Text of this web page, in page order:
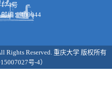
174号
邮编：400044
Rights Reserved. 重庆大学 版权所有
号-4）